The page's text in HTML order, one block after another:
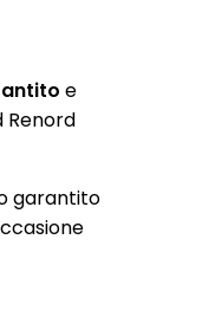
e
Renord
garantito